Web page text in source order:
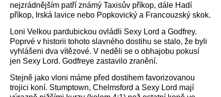
nejzrádnějším patří známý Taxisův příkop, dále Hadí
příkop, Irská lavice nebo Popkovický a Francouzský skok.
Loni Velkou pardubickou ovládli Sexy Lord a Godfrey.
Poprvé v historii tohoto slavného dostihu se stalo, že byli
vyhlášeni dva vítězové. V neděli se o obhajobu pokusí
jen Sexy Lord. Godfreye zastavilo zranění.
Stejně jako vloni máme před dostihem favorizovanou
trojici koní. Stumptown, Chelmsford a Sexy Lord mají